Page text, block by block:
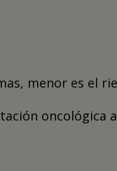
menor es el